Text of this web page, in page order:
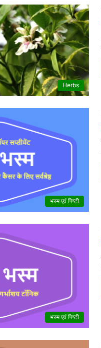
Herbs
भस्म एवं पिष्टी
भस्म एवं पिष्टी